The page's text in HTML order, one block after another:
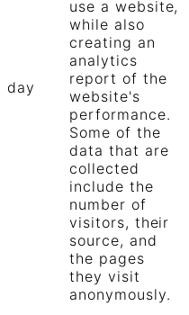
day
use a website,
while also
creating an
analytics
report of the
website's
performance.
Some of the
data that are
collected
include the
number of
visitors, their
source, and
the pages
they visit
anonymously.